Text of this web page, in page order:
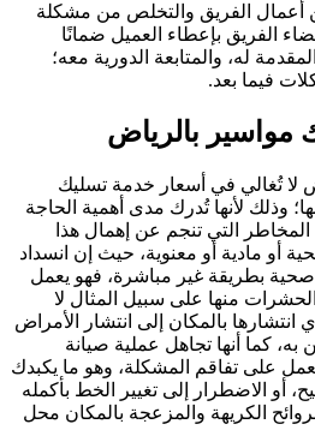
أعمال الفريق والتخلص من مشكلة
الفريق بإعطاء العميل ضمانًا
له، والمتابعة الدورية معه؛
فيما بعد.
مواسير بالرياض
لا تُغالي في أسعار خدمة تسليك
وذلك لأنها تُدرك مدى أهمية الحاجة
التي تنجم عن إهمال هذا
أو مادية أو معنوية، حيث إن انسداد
بطريقة غير مباشرة، فهو يعمل
منها على سبيل المثال لا
انتشارها بالمكان إلى انتشار الأمراض
به، كما أنها تجاهل عملية صيانة
على تفاقم المشكلة، وهو ما يكبدك
أو الاضطرار إلى تغيير الخط بأكمله
الكريهة والمزعجة بالمكان محل